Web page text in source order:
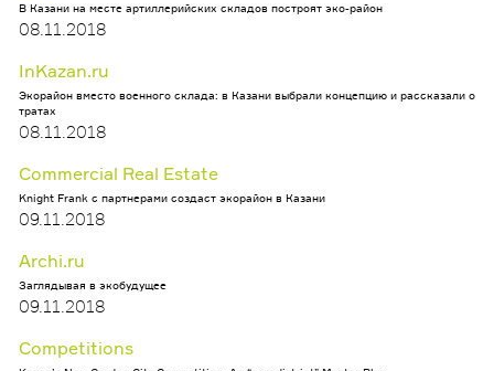
В Казани на месте артиллерийских складов построят эко-район
08.11.2018
InKazan.ru
Экорайон вместо военного склада: в Казани выбрали концепцию и рассказали о
тратах
08.11.2018
Commercial Real Estate
Knight Frank с партнерами создаст экорайон в Казани
09.11.2018
Archi.ru
Заглядывая в экобудущее
09.11.2018
Competitions